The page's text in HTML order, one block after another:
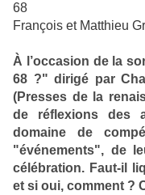
68
François et Matthieu
À l’occasion de la
68 ?" dirigé par
(Presses de la
de réflexions des
domaine de
"événements", de
célébration. Faut-il
et si oui, comment ?